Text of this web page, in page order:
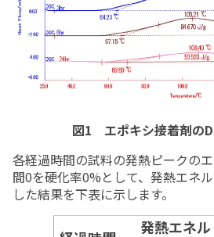
図1 エポキシ接着剤の
各経過時間の試料の発熱ピークの
間0を硬化率0%として、発熱エネ
した結果を下表に示します。
発熱エネル